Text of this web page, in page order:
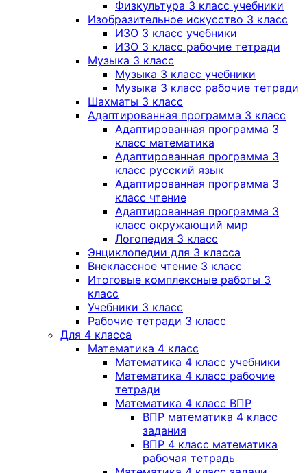
Физкультура 3 класс учебники
Изобразительное искусство 3 класс
ИЗО 3 класс учебники
ИЗО 3 класс рабочие тетради
Музыка 3 класс
Музыка 3 класс учебники
Музыка 3 класс рабочие тетради
Шахматы 3 класс
Адаптированная программа 3 класс
Адаптированная программа 3
класс математика
Адаптированная программа 3
класс русский язык
Адаптированная программа 3
класс чтение
Адаптированная программа 3
класс окружающий мир
Логопедия 3 класс
Энциклопедии для 3 класса
Внеклассное чтение 3 класс
Итоговые комплексные работы 3
класс
Учебники 3 класс
Рабочие тетради 3 класс
Для 4 класса
Математика 4 класс
Математика 4 класс учебники
Математика 4 класс рабочие
тетради
Математика 4 класс ВПР
ВПР математика 4 класс
задания
ВПР 4 класс математика
рабочая тетрадь